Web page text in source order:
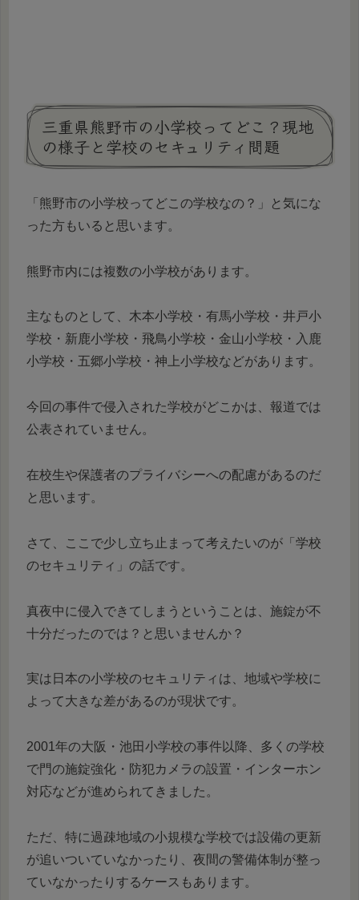
三重県熊野市の小学校ってどこ？現地
の様子と学校のセキュリティ問題
「熊野市の小学校ってどこの学校なの？」と気にな
った方もいると思います。
熊野市内には複数の小学校があります。
主なものとして、木本小学校・有馬小学校・井戸小
学校・新鹿小学校・飛鳥小学校・金山小学校・入鹿
小学校・五郷小学校・神上小学校などがあります。
今回の事件で侵入された学校がどこかは、報道では
公表されていません。
在校生や保護者のプライバシーへの配慮があるのだ
と思います。
さて、ここで少し立ち止まって考えたいのが「学校
のセキュリティ」の話です。
真夜中に侵入できてしまうということは、施錠が不
十分だったのでは？と思いませんか？
実は日本の小学校のセキュリティは、地域や学校に
よって大きな差があるのが現状です。
2001年の大阪・池田小学校の事件以降、多くの学校
で門の施錠強化・防犯カメラの設置・インターホン
対応などが進められてきました。
ただ、特に過疎地域の小規模な学校では設備の更新
が追いついていなかったり、夜間の警備体制が整っ
ていなかったりするケースもあります。